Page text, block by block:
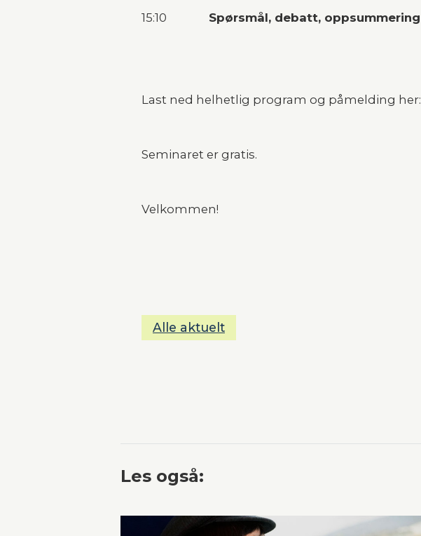
15:10 Spørsmål, debatt, oppsummering
Last ned helhetlig program og påmelding her:
Seminaret er gratis.
Velkommen!
Alle aktuelt
Les også: